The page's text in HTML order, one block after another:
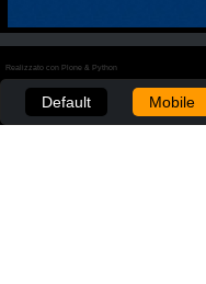
Realizzato con Plone & Python
Default Mobile